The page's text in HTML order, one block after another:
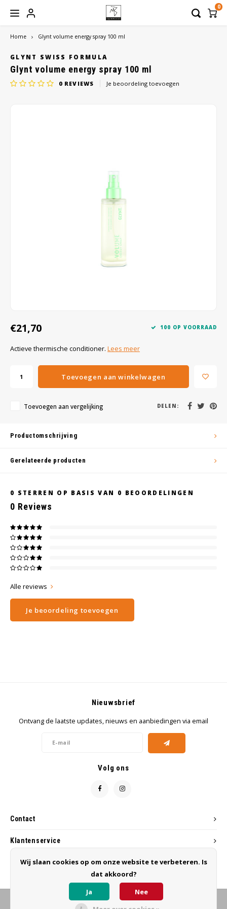
Hoofdmenu / haarwerken
Haarwerken
Dames
Hoofdmenu / haaraanvullingen
Haaraanvullingen
Haarstukken
Hoofdmenu / hoofdbedekkingen
Hoofdbedekkingen
Hoofddoeken
Hoofdmenu / verzorging
Verzorging
Shampoo
Hoofdmenu / werkmateriaal
Werkmateriaal
Borstels
0
Home Glynt volume energy spray 100 ml
GLYNT SWISS FORMULA
Glynt volume energy spray 100 ml
0 REVIEWS Je beoordeling toevoegen
€21,70 100 OP VOORRAAD
Actieve thermische conditioner. Lees meer
Toevoegen aan winkelwagen
Toevoegen aan vergelijking DELEN:
Productomschrijving
Gerelateerde producten
0 STERREN OP BASIS VAN 0 BEOORDELINGEN
0 Reviews
Alle reviews
Je beoordeling toevoegen
Contact
Nieuwsbrief
Ontvang de laatste updates, nieuws en aanbiedingen via email
Volg ons
Klantenservice
Mijn account
Wij slaan cookies op om onze website te verbeteren. Is
dat akkoord?
Ja
Nee